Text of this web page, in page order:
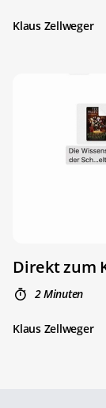
Klaus Zellweger
Direkt zum
2 Minuten
Klaus Zellweger